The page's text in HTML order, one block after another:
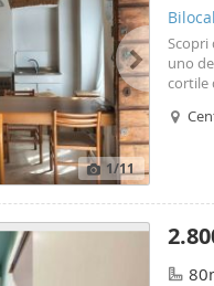
1/11
uno
cortile